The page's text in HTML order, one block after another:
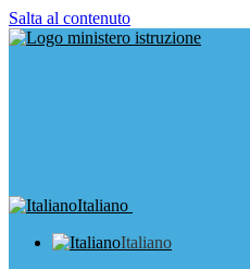
Salta al contenuto
Italiano
Italiano